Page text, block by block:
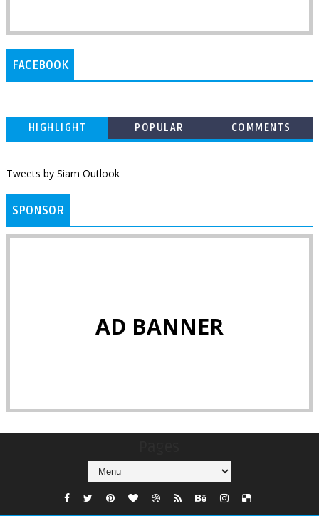
FACEBOOK
HIGHLIGHT POPULAR COMMENTS
Tweets by Siam Outlook
SPONSOR
AD BANNER